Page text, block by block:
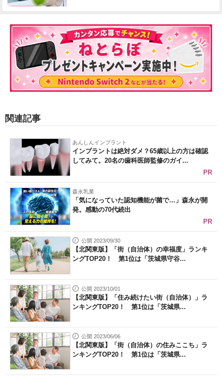
関連記事
あんしんインプラント
インプラントは絶対ダメ？65歳以上の方は確認
してみて。20名の歯科医師監修のガイ...
PR
森永乳業
「気になっていた認知機能が菌で…」森永が開
発。感動の70代続出
PR
公開 2023/09/30
【北関東版】「街（自治体）の幸福度」ランキ
ングTOP20！ 第1位は「茨城県守谷...
公開 2023/10/01
【北関東版】「住み続けたい街（自治体）」ラ
ンキングTOP20！ 第1位は「茨城県...
公開 2023/06/06
【北関東版】「街（自治体）の住みここち」ラ
ンキングTOP20！ 第1位は「茨城県...